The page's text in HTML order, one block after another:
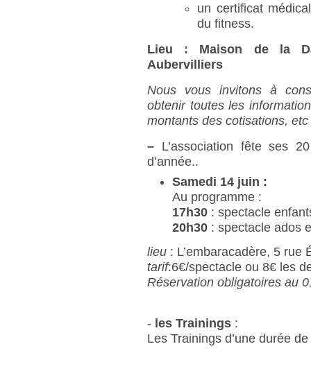
un certificat
du fitness.
Lieu : Maison de la
Aubervilliers
Nous vous invitons à
obtenir toutes les
montants des cotisations,
– L’association fête ses
d’année..
Samedi 14 juin :
Au programme :
17h30 : spectacle
20h30 : spectacle ados
lieu : L’embaracadère, 5 rue
tarif:6€/spectacle ou 8€ les
Réservation obligatoires au
- les Trainings :
Les Trainings d’une durée